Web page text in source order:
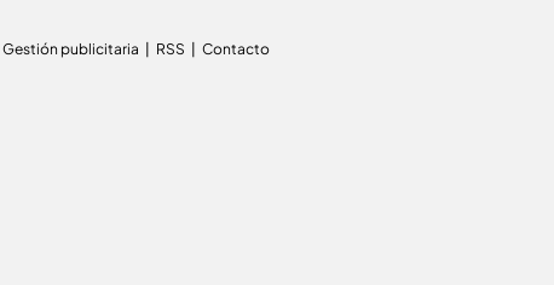
Gestión publicitaria RSS Contacto